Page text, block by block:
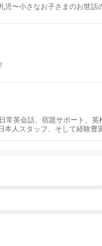
〜小さなお子さまのお世話
英会話、宿題サポート、
人スタッフ、そして経験